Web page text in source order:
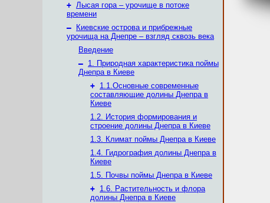
+ Лысая гора – урочище в потоке
времени
–
Киевские острова и прибрежные
урочища на Днепре – взгляд сквозь века
Введение
– 1. Природная характеристика поймы
Днепра в Киеве
+ 1.1.Основные современные
составляющие долины Днепра в
Киеве
1.2. История формирования и
строение долины Днепра в Киеве
1.3. Климат поймы Днепра в Киеве
1.4. Гидрография долины Днепра в
Киеве
1.5. Почвы поймы Днепра в Киеве
+ 1.6. Растительность и флора
долины Днепра в Киеве